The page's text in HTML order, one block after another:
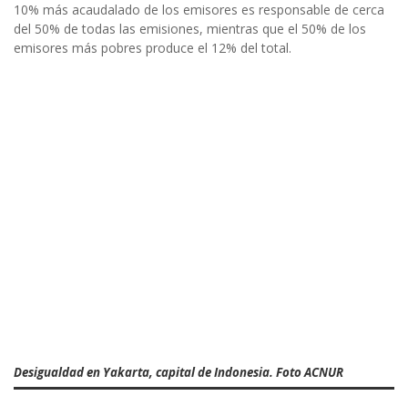
10% más acaudalado de los emisores es responsable de cerca
del 50% de todas las emisiones, mientras que el 50% de los
emisores más pobres produce el 12% del total.
Desigualdad en Yakarta, capital de Indonesia. Foto ACNUR